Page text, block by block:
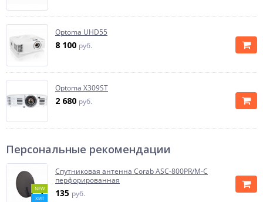
Optoma UHD55
8 100 руб.
Optoma X309ST
2 680 руб.
Персональные рекомендации
NEW
ХИТ
Спутниковая антенна Corab ASC-800PR/M-C
перфорированная
135 руб.